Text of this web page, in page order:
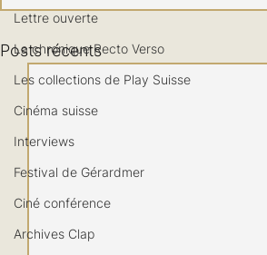
Lettre ouverte
La chronique Recto Verso
Les collections de Play Suisse
Cinéma suisse
Interviews
Festival de Gérardmer
Ciné conférence
Archives Clap
Posts récents